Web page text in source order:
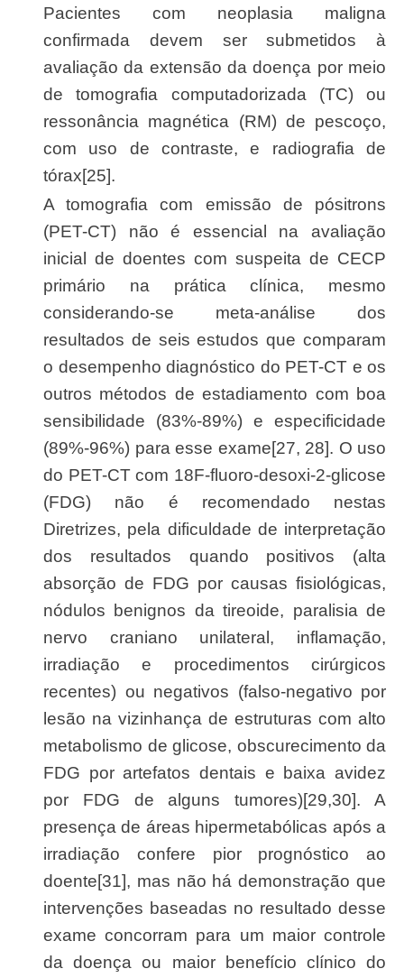
Pacientes com neoplasia maligna
confirmada devem ser submetidos à
avaliação da extensão da doença por meio
de tomografia computadorizada (TC) ou
ressonância magnética (RM) de pescoço,
com uso de contraste, e radiografia de
tórax[25].
A tomografia com emissão de pósitrons
(PET-CT) não é essencial na avaliação
inicial de doentes com suspeita de CECP
primário na prática clínica, mesmo
considerando-se meta-análise dos
resultados de seis estudos que comparam
o desempenho diagnóstico do PET-CT e os
outros métodos de estadiamento com boa
sensibilidade (83%-89%) e especificidade
(89%-96%) para esse exame[27, 28]. O uso
do PET-CT com 18F-fluoro-desoxi-2-glicose
(FDG) não é recomendado nestas
Diretrizes, pela dificuldade de interpretação
dos resultados quando positivos (alta
absorção de FDG por causas fisiológicas,
nódulos benignos da tireoide, paralisia de
nervo craniano unilateral, inflamação,
irradiação e procedimentos cirúrgicos
recentes) ou negativos (falso-negativo por
lesão na vizinhança de estruturas com alto
metabolismo de glicose, obscurecimento da
FDG por artefatos dentais e baixa avidez
por FDG de alguns tumores)[29,30]. A
presença de áreas hipermetabólicas após a
irradiação confere pior prognóstico ao
doente[31], mas não há demonstração que
intervenções baseadas no resultado desse
exame concorram para um maior controle
da doença ou maior benefício clínico do